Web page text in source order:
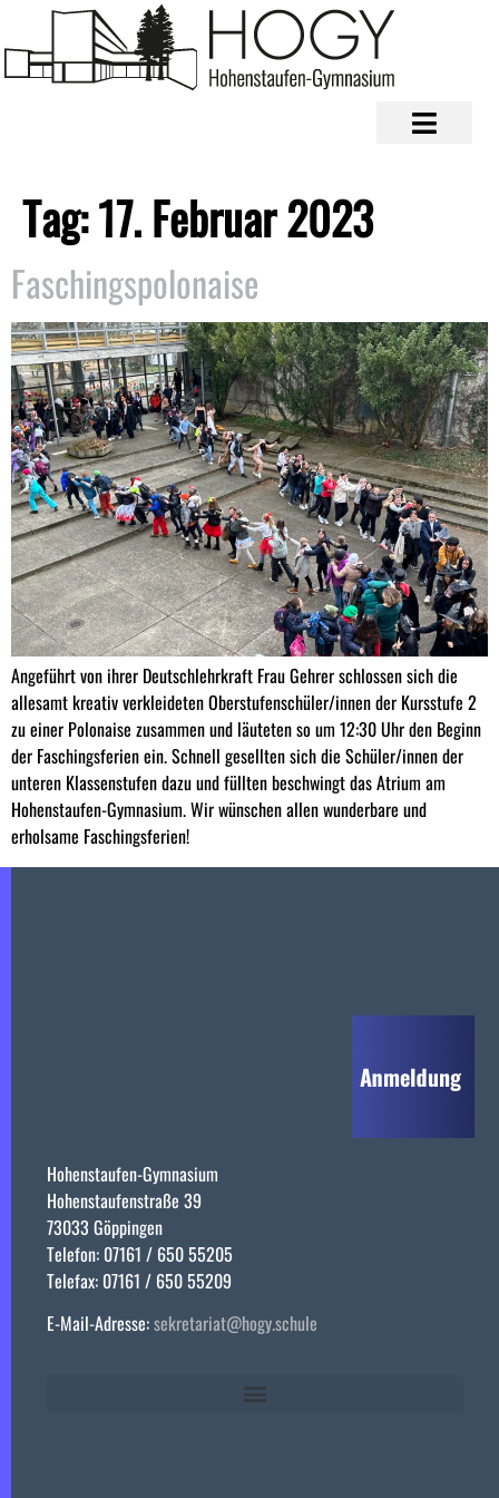
Tag:17. Februar 2023
Faschingspolonaise
Angeführt von ihrer Deutschlehrkraft Frau Gehrer schlossen sich die
allesamt kreativ verkleideten Oberstufenschüler/innen der Kursstufe 2
zu einer Polonaise zusammen und läuteten so um 12:30 Uhr den Beginn
der Faschingsferien ein. Schnell gesellten sich die Schüler/innen der
unteren Klassenstufen dazu und füllten beschwingt das Atrium am
Hohenstaufen-Gymnasium. Wir wünschen allen wunderbare und
erholsame Faschingsferien!
Hohenstaufen-Gymnasium
Hohenstaufenstraße 39
73033 Göppingen
Telefon: 07161 / 650 55205
Telefax: 07161 / 650 55209
E-Mail-Adresse:sekretariat@hogy.schule